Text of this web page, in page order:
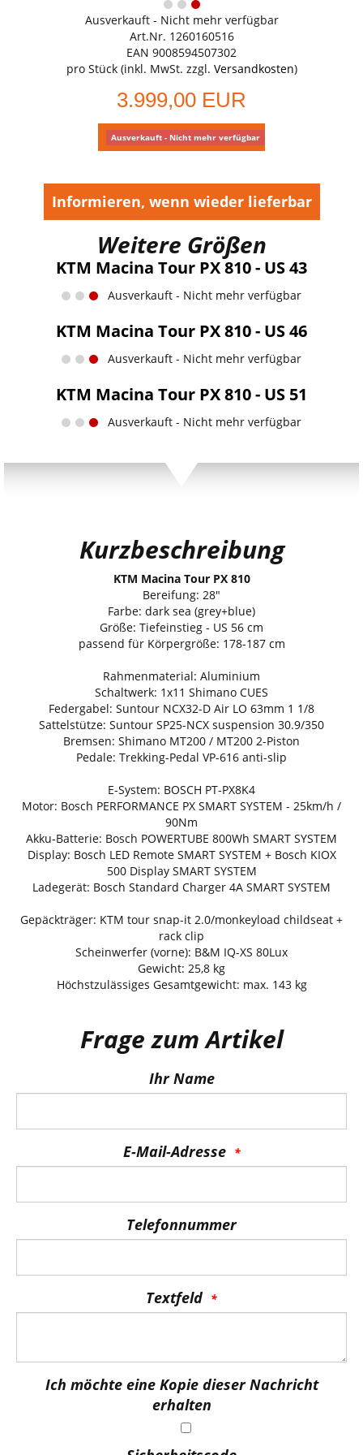
Ausverkauft - Nicht mehr verfügbar
Art.Nr. 1260160516
EAN 9008594507302
pro Stück (inkl. MwSt. zzgl. Versandkosten)
3.999,00 EUR
Ausverkauft - Nicht mehr verfügbar
Informieren, wenn wieder lieferbar
Weitere Größen
KTM Macina Tour PX 810 - US 43
Ausverkauft - Nicht mehr verfügbar
KTM Macina Tour PX 810 - US 46
Ausverkauft - Nicht mehr verfügbar
KTM Macina Tour PX 810 - US 51
Ausverkauft - Nicht mehr verfügbar
Kurzbeschreibung
KTM Macina Tour PX 810
Bereifung: 28"
Farbe: dark sea (grey+blue)
Größe: Tiefeinstieg - US 56 cm
passend für Körpergröße: 178-187 cm
Rahmenmaterial: Aluminium
Schaltwerk: 1x11 Shimano CUES
Federgabel: Suntour NCX32-D Air LO 63mm 1 1/8
Sattelstütze: Suntour SP25-NCX suspension 30.9/350
Bremsen: Shimano MT200 / MT200 2-Piston
Pedale: Trekking-Pedal VP-616 anti-slip
E-System: BOSCH PT-PX8K4
Motor: Bosch PERFORMANCE PX SMART SYSTEM - 25km/h /
90Nm
Akku-Batterie: Bosch POWERTUBE 800Wh SMART SYSTEM
Display: Bosch LED Remote SMART SYSTEM + Bosch KIOX
500 Display SMART SYSTEM
Ladegerät: Bosch Standard Charger 4A SMART SYSTEM
Gepäckträger: KTM tour snap-it 2.0/monkeyload childseat +
rack clip
Scheinwerfer (vorne): B&M IQ-XS 80Lux
Gewicht: 25,8 kg
Höchstzulässiges Gesamtgewicht: max. 143 kg
Frage zum Artikel
Ihr Name
E-Mail-Adresse
Telefonnummer
Textfeld
Ich möchte eine Kopie dieser Nachricht
erhalten